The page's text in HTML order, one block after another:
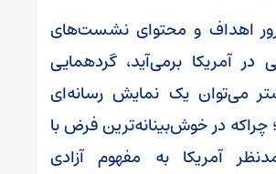
اهداف و محتوای نشست‌های
در آمریکا برمی‌آید، گردهمایی
می‌توان یک نمایش رسانه‌ای
چراکه در خوش‌بینانه‌ترین فرض با
آمریکا به مفهوم آزادی